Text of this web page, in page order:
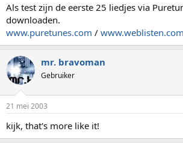
Als test zijn de eerste 25 liedjes via
downloaden.
www.puretunes.com / www.weblisten.com
mr. bravoman
Gebruiker
21 mei 2003
kijk, that's more like it!